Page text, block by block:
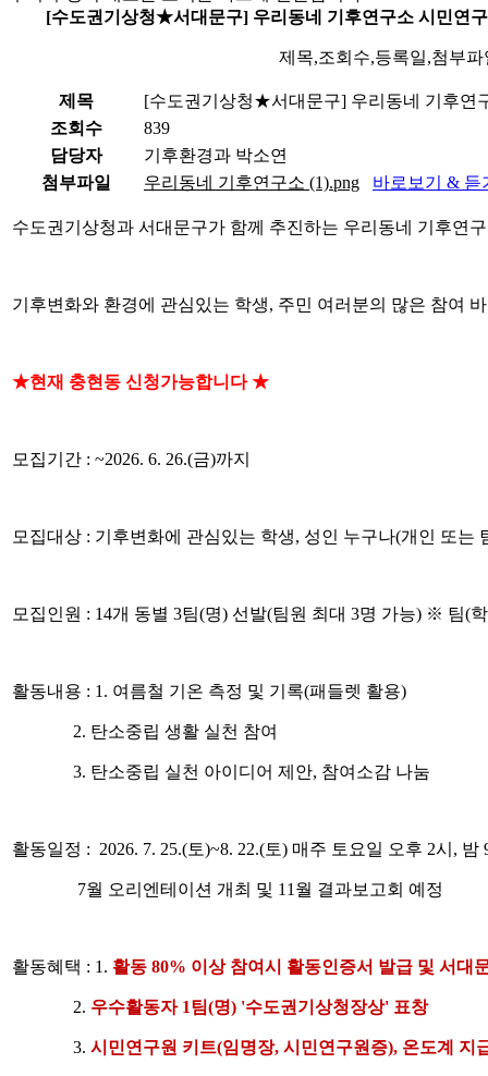
[수도권기상청★서대문구] 우리동네 기후연구소 시민연
제목,조회수,등록일,첨부
제목
[수도권기상청★서대문구] 우리동네 기후연
조회수
839
담당자
기후환경과 박소연
첨부파일
우리동네 기후연구소 (1).png 바로보기 & 듣
수도권기상청과 서대문구가 함께 추진하는 우리동네 기후연
기후변화와 환경에 관심있는 학생, 주민 여러분의 많은 참여
★현재 충현동 신청가능합니다 ★
모집기간 : ~2026. 6. 26.(금)까지
모집대상 : 기후변화에 관심있는 학생, 성인 누구나(개인 또는
모집인원 : 14개 동별 3팀(명) 선발(팀원 최대 3명 가능) ※ 팀(
활동내용 : 1. 여름철 기온 측정 및 기록(패들렛 활용)
2. 탄소중립 생활 실천 참여
3. 탄소중립 실천 아이디어 제안, 참여소감 나눔
활동일정 : 2026. 7. 25.(토)~8. 22.(토) 매주 토요일 오후 2시, 밤
7월 오리엔테이션 개최 및 11월 결과보고회 예정
활동혜택 : 1. 활동 80% 이상 참여시 활동인증서 발급 및 서대
2. 우수활동자 1팀(명) '수도권기상청장상' 표창
3. 시민연구원 키트(임명장, 시민연구원증), 온도계 지